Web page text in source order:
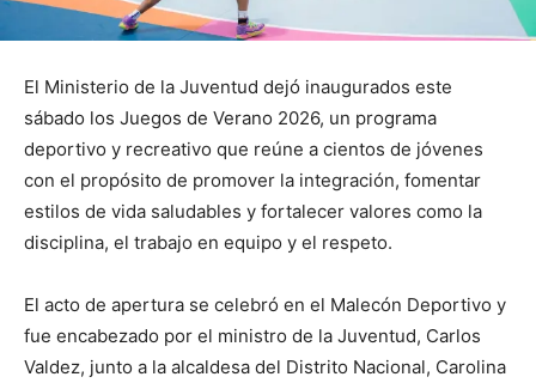
El Ministerio de la Juventud dejó inaugurados este
sábado los Juegos de Verano 2026, un programa
deportivo y recreativo que reúne a cientos de jóvenes
con el propósito de promover la integración, fomentar
estilos de vida saludables y fortalecer valores como la
disciplina, el trabajo en equipo y el respeto.
El acto de apertura se celebró en el Malecón Deportivo y
fue encabezado por el ministro de la Juventud, Carlos
Valdez, junto a la alcaldesa del Distrito Nacional, Carolina